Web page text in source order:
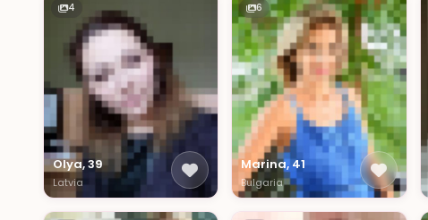
4
Olya, 39
Latvia
6
Marina, 41
Bulgaria